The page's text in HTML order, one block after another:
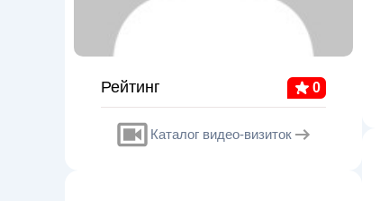
Рейтинг 0
Каталог видео-визиток